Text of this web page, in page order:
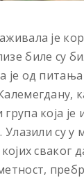
је
биле су
је од
која
су